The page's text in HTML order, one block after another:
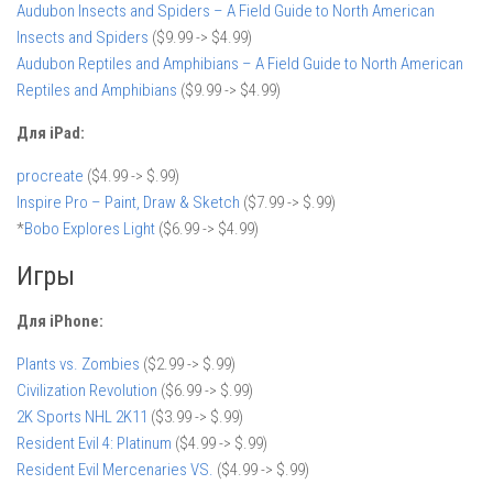
Audubon Insects and Spiders – A Field Guide to North American
Insects and Spiders ($9.99 -> $4.99)
Audubon Reptiles and Amphibians – A Field Guide to North American
Reptiles and Amphibians ($9.99 -> $4.99)
Для iPad:
procreate ($4.99 -> $.99)
Inspire Pro – Paint, Draw & Sketch ($7.99 -> $.99)
*Bobo Explores Light ($6.99 -> $4.99)
Игры
Для iPhone:
Plants vs. Zombies ($2.99 -> $.99)
Civilization Revolution ($6.99 -> $.99)
2K Sports NHL 2K11 ($3.99 -> $.99)
Resident Evil 4: Platinum ($4.99 -> $.99)
Resident Evil Mercenaries VS. ($4.99 -> $.99)